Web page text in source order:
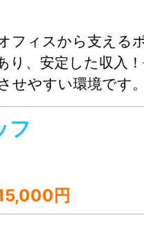
フィスから支える
り、安定した収入
せやすい環境です
フ
円